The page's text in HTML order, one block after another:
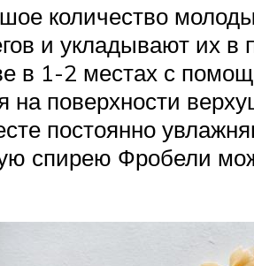
количество
и укладывают их в
в 1-2 местах с
поверхности
постоянно
спирею Фробели